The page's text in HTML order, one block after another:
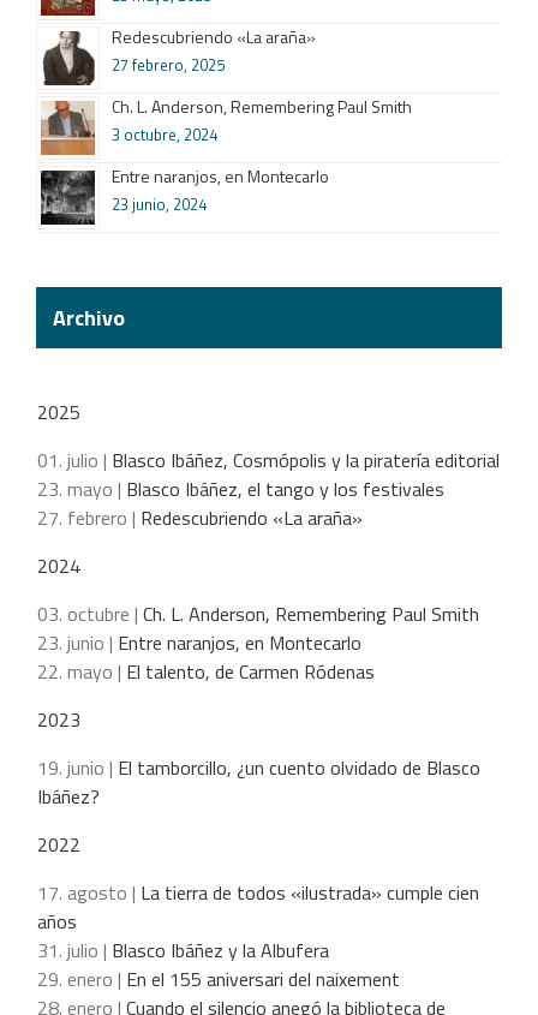
Redescubriendo «La araña»
27 febrero, 2025
Ch. L. Anderson, Remembering Paul Smith
3 octubre, 2024
Entre naranjos, en Montecarlo
23 junio, 2024
Archivo
2025
01. julio | Blasco Ibáñez, Cosmópolis y la piratería editorial
23. mayo | Blasco Ibáñez, el tango y los festivales
27. febrero | Redescubriendo «La araña»
2024
03. octubre | Ch. L. Anderson, Remembering Paul Smith
23. junio | Entre naranjos, en Montecarlo
22. mayo | El talento, de Carmen Ródenas
2023
19. junio | El tamborcillo, ¿un cuento olvidado de Blasco
Ibáñez?
2022
17. agosto | La tierra de todos «ilustrada» cumple cien
años
31. julio | Blasco Ibáñez y la Albufera
29. enero | En el 155 aniversari del naixement
28. enero | Cuando el silencio anegó la biblioteca de